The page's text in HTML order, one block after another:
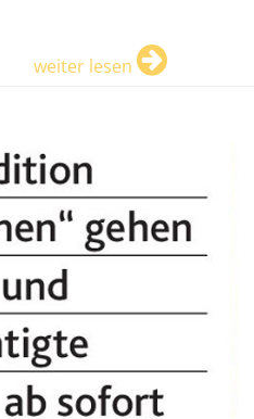
weiter lesen